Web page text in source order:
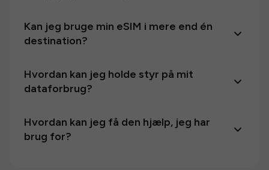
Kan jeg bruge min eSIM i mere end én
destination?
Hvordan kan jeg holde styr på mit
dataforbrug?
Hvordan kan jeg få den hjælp, jeg har
brug for?